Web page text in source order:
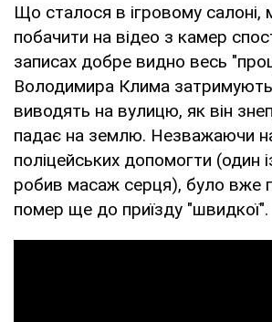
Що сталося в ігровому салоні,
побачити на відео з камер
записах добре видно весь
Володимира Клима затримують
виводять на вулицю, як він
падає на землю. Незважаючи
поліцейських допомогти (один
робив масаж серця), було вже
помер ще до приїзду "швидкої".